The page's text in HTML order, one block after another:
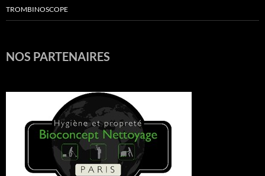
TROMBINOSCOPE
NOS PARTENAIRES